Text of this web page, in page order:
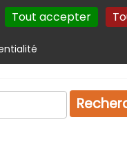
Tout accepter
Autres services Plan du site
Droit